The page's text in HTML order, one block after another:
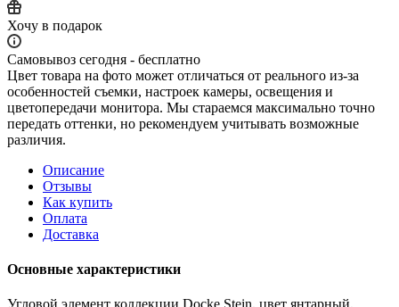
Хочу в подарок
Самовывоз сегодня - бесплатно
Цвет товара на фото может отличаться от реального из-за
особенностей съемки, настроек камеры, освещения и
цветопередачи монитора. Мы стараемся максимально точно
передать оттенки, но рекомендуем учитывать возможные
различия.
Описание
Отзывы
Как купить
Оплата
Доставка
Основные характеристики